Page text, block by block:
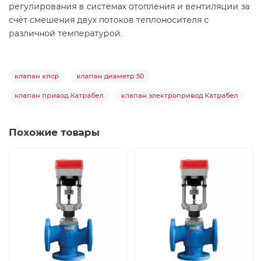
регулирования в системах отопления и вентиляции за
счёт смешения двух потоков теплоносителя с
различной температурой.
клапан кпср клапан диаметр 50
клапан привод Катрабел клапан электропривод Катрабел
Похожие товары